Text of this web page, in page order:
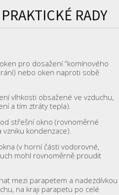
RADY
pro dosažení “komínového
nebo oken naproti sobě
vlhkosti obsažené ve vzduchu,
a tím ztráty tepla).
střešní okno (rovnoměrné
kondenzace).
(v horní části vodorovné,
mohl rovnoměrně proudit
mezi parapetem a nadezdívkou
na kraji parapetu po celé